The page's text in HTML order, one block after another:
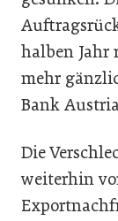
halben Jahr
mehr
Bank
Die
weiterhin